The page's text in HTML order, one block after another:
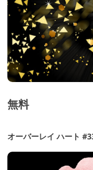
無料
オーバーレイ ハート